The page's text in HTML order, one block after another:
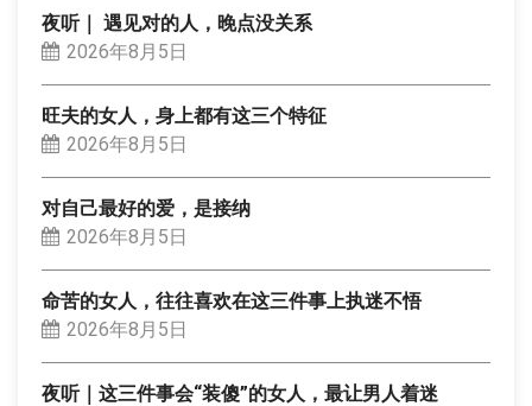
夜听｜ 遇见对的人，晚点没关系
2026年8月5日
旺夫的女人，身上都有这三个特征
2026年8月5日
对自己最好的爱，是接纳
2026年8月5日
命苦的女人，往往喜欢在这三件事上执迷不悟
2026年8月5日
夜听｜这三件事会“装傻”的女人，最让男人着迷